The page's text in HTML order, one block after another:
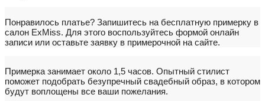
Понравилось платье? Запишитесь на бесплатную примерку в
салон ExMiss. Для этого воспользуйтесь формой онлайн
записи или оставьте заявку в примерочной на сайте.
Примерка занимает около 1,5 часов. Опытный стилист
поможет подобрать безупречный свадебный образ, в котором
будут воплощены все ваши пожелания.